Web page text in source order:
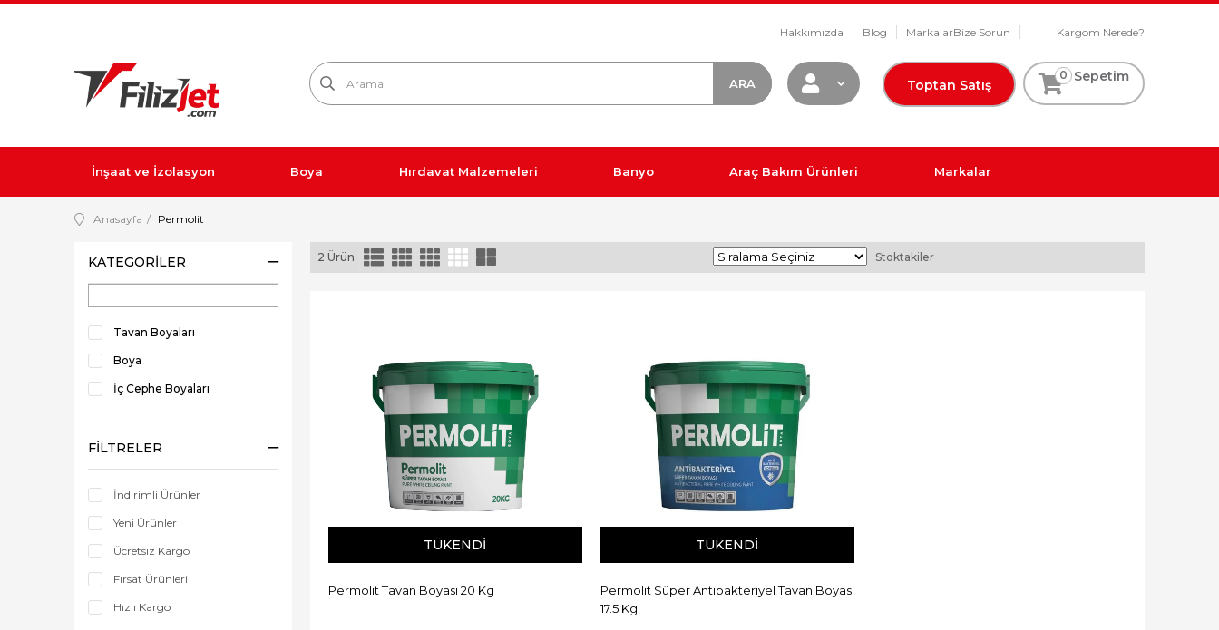
Hakkımızda Blog MarkalarBize Sorun Kargom Nerede?
Sepetim
0
Toptan Satış
İnşaat ve İzolasyon Boya Hırdavat Malzemeleri Banyo Araç Bakım Ürünleri Markalar
Anasayfa Permolit
KATEGORILER
Tavan Boyaları
Boya
İç Cephe Boyaları
FILTRELER
İndirimli Ürünler
Yeni Ürünler
Ücretsiz Kargo
Fırsat Ürünleri
Hızlı Kargo
Stoktakiler
2 Ürün
TÜKENDI
Permolit Tavan Boyası 20 Kg
TÜKENDI
Permolit Süper Antibakteriyel Tavan Boyası
17.5 Kg